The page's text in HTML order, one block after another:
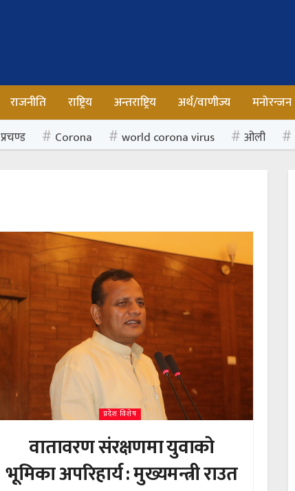
राजनीति राष्ट्रिय अन्तराष्ट्रिय अर्थ/वाणीज्य मनोरन्जन
प्रचण्ड Corona world corona virus ओली
प्रदेश विशेष
वातावरण संरक्षणमा युवाको
भूमिका अपरिहार्य : मुख्यमन्त्री राउत